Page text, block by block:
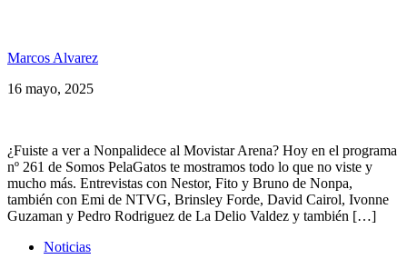
Marcos Alvarez
16 mayo, 2025
¿Fuiste a ver a Nonpalidece al Movistar Arena? Hoy en el programa
nº 261 de Somos PelaGatos te mostramos todo lo que no viste y
mucho más. Entrevistas con Nestor, Fito y Bruno de Nonpa,
también con Emi de NTVG, Brinsley Forde, David Cairol, Ivonne
Guzaman y Pedro Rodriguez de La Delio Valdez y también […]
Noticias